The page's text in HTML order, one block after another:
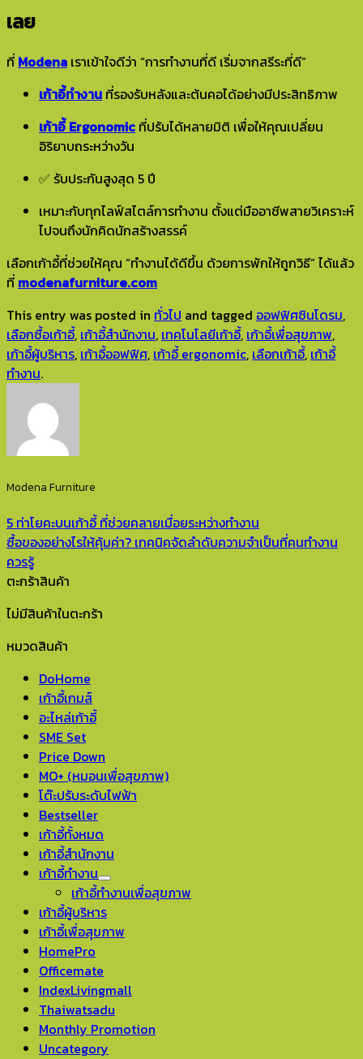
เลย
ที่ Modena เราเข้าใจดีว่า “การทำงานที่ดี เริ่มจากสรีระที่ดี”
เก้าอี้ทำงาน ที่รองรับหลังและต้นคอได้อย่างมีประสิทธิภาพ
เก้าอี้ Ergonomic ที่ปรับได้หลายมิติ เพื่อให้คุณเปลี่ยน
อิริยาบถระหว่างวัน
✅ รับประกันสูงสุด 5 ปี
เหมาะกับทุกไลฟ์สไตล์การทำงาน ตั้งแต่มืออาชีพสายวิเคราะห์
ไปจนถึงนักคิดนักสร้างสรรค์
เลือกเก้าอี้ที่ช่วยให้คุณ “ทำงานได้ดีขึ้น ด้วยการพักให้ถูกวิธี” ได้แล้ว
ที่ modenafurniture.com
This entry was posted in ทั่วไป and tagged ออฟฟิศซินโดรม,
เลือกซื้อเก้าอี้, เก้าอี้สำนักงาน, เทคโนโลยีเก้าอี้, เก้าอี้เพื่อสุขภาพ,
เก้าอี้ผู้บริหาร, เก้าอี้ออฟฟิศ, เก้าอี้ ergonomic, เลือกเก้าอี้, เก้าอี้
ทำงาน.
Modena Furniture
5 ท่าโยคะบนเก้าอี้ ที่ช่วยคลายเมื่อยระหว่างทำงาน
ซื้อของอย่างไรให้คุ้มค่า? เทคนิคจัดลำดับความจำเป็นที่คนทำงาน
ควรรู้
ตะกร้าสินค้า
ไม่มีสินค้าในตะกร้า
หมวดสินค้า
DoHome
เก้าอี้เกมส์
อะไหล่เก้าอี้
SME Set
Price Down
MO+ (หมอนเพื่อสุขภาพ)
โต๊ะปรับระดับไฟฟ้า
Bestseller
เก้าอี้ทั้งหมด
เก้าอี้สำนักงาน
เก้าอี้ทำงาน
เก้าอี้ทำงานเพื่อสุขภาพ
เก้าอี้ผู้บริหาร
เก้าอี้เพื่อสุขภาพ
HomePro
Officemate
IndexLivingmall
Thaiwatsadu
Monthly Promotion
Uncategory